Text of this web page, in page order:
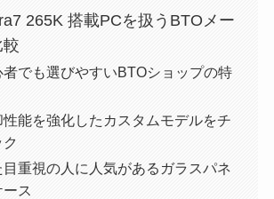
265K 搭載PCを扱うBTOメー
較
者でも選びやすいBTOショップの特
性能を強化したカスタムモデルをチ
ク
目重視の人に人気があるガラスパネ
ース